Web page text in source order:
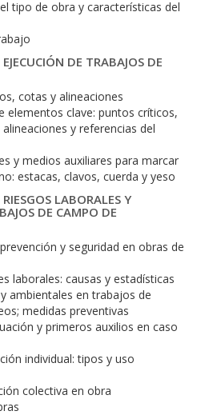
tipo de obra y características del
DE TRABAJOS DE
cotas y alineaciones
elementos clave: puntos críticos,
y referencias del
y medios auxiliares para marcar
estacas, clavos, cuerda y yeso
LABORALES Y
DE CAMPO DE
y seguridad en obras de
laborales: causas y estadísticas
ambientales en trabajos de
medidas preventivas
y primeros auxilios en caso
individual: tipos y uso
colectiva en obra